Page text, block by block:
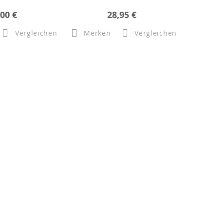
€
Vergleichen
28,95 €
Merken Vergleichen